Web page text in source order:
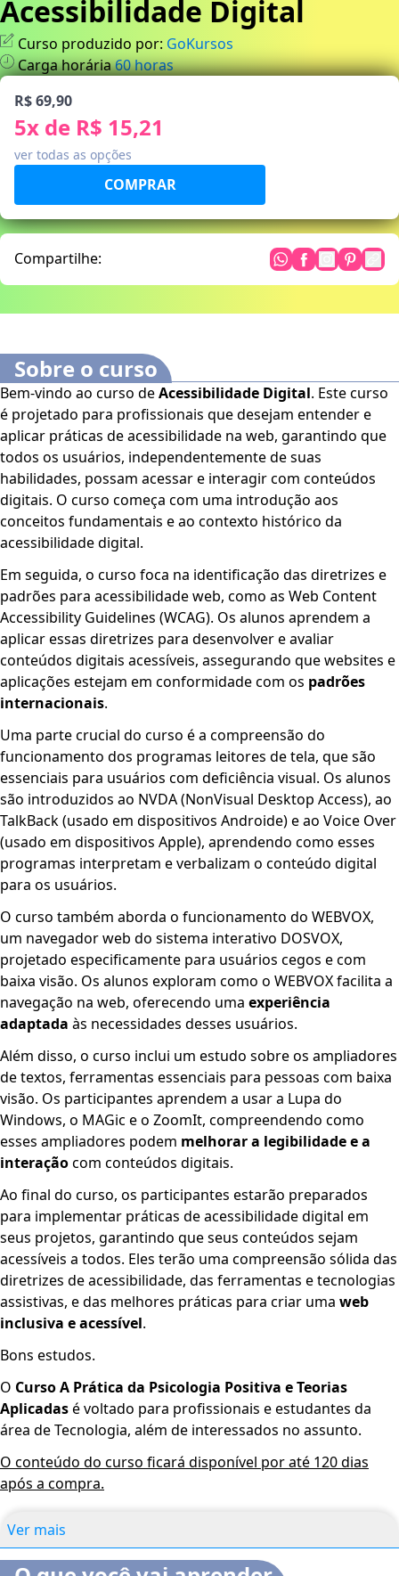
Acessibilidade Digital
Curso produzido por: GoKursos
Carga horária60horas
R$ 69,90
5x de R$ 15,21
ver todas as opções
Compartilhe:
Sobre o curso
Bem-vindo ao curso deAcessibilidade Digital. Este curso
é projetado para profissionais que desejam entender e
aplicar práticas de acessibilidade na web, garantindo que
todos os usuários, independentemente de suas
habilidades, possam acessar e interagir com conteúdos
digitais. O curso começa com uma introdução aos
conceitos fundamentais e ao contexto histórico da
acessibilidade digital.
Em seguida, o curso foca na identificação das diretrizes e
padrões para acessibilidade web, como as Web Content
Accessibility Guidelines (WCAG). Os alunos aprendem a
aplicar essas diretrizes para desenvolver e avaliar
conteúdos digitais acessíveis, assegurando que websites e
aplicações estejam em conformidade com os padrões
internacionais.
Uma parte crucial do curso é a compreensão do
funcionamento dos programas leitores de tela, que são
essenciais para usuários com deficiência visual. Os alunos
são introduzidos ao NVDA (NonVisual Desktop Access), ao
TalkBack (usado em dispositivos Androide) e ao Voice Over
(usado em dispositivos Apple), aprendendo como esses
programas interpretam e verbalizam o conteúdo digital
para os usuários.
O curso também aborda o funcionamento do WEBVOX,
um navegador web do sistema interativo DOSVOX,
projetado especificamente para usuários cegos e com
baixa visão. Os alunos exploram como o WEBVOX facilita a
navegação na web, oferecendo uma experiência
adaptada às necessidades desses usuários.
Além disso, o curso inclui um estudo sobre os ampliadores
de textos, ferramentas essenciais para pessoas com baixa
visão. Os participantes aprendem a usar a Lupa do
Windows, o MAGic e o ZoomIt, compreendendo como
esses ampliadores podem melhorar a legibilidade e a
interaçãocom conteúdos digitais.
Ao final do curso, os participantes estarão preparados
para implementar práticas de acessibilidade digital em
seus projetos, garantindo que seus conteúdos sejam
acessíveis a todos. Eles terão uma compreensão sólida das
diretrizes de acessibilidade, das ferramentas e tecnologias
assistivas, e das melhores práticas para criar uma web
inclusiva e acessível.
Bons estudos.
O Curso A Prática da Psicologia Positiva e Teorias
Aplicadasé voltado para profissionais e estudantes da
área de Tecnologia, além de interessados no assunto.
O conteúdo do curso ficará disponível por até 120 dias
após a compra.
Ver mais